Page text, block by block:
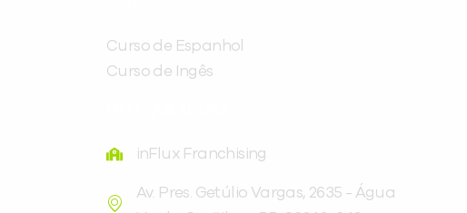
Curso de Espanhol
Curso de Ingês
inFlux Franchising
Av. Pres. Getúlio Vargas, 2635 - Água